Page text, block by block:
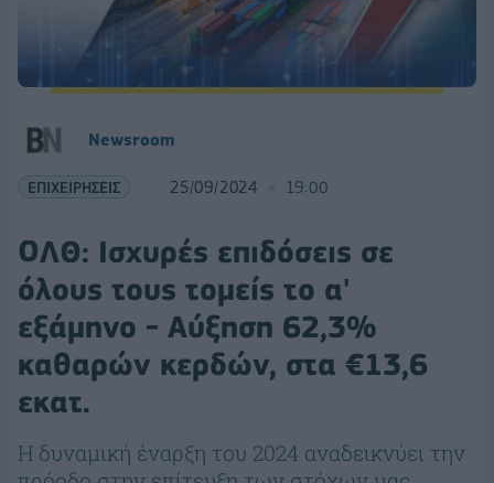
Newsroom
ΕΠΙΧΕΙΡΗΣΕΙΣ 25/09/2024 19:00
ΟΛΘ: Ισχυρές επιδόσεις σε
όλους τους τομείς το α'
εξάμηνο - Αύξηση 62,3%
καθαρών κερδών, στα €13,6
εκατ.
Η δυναμική έναρξη του 2024 αναδεικνύει την